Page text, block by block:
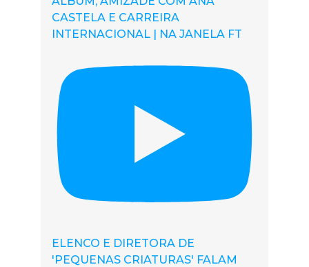
CASTELA E CARREIRA
INTERNACIONAL | NA JANELA FT
ELENCO E DIRETORA DE
'PEQUENAS CRIATURAS' FALAM